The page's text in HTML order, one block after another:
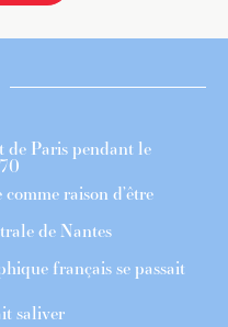
de Paris pendant le
raison d’être
de Nantes
français se passait
saliver